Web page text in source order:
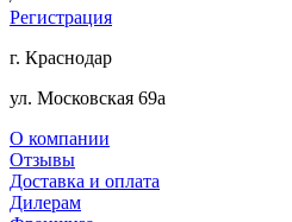
Регистрация
г. Краснодар
ул. Московская 69а
О компании
Отзывы
Доставка и оплата
Дилерам